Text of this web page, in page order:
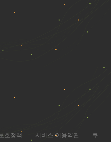
호정책 서비스 이용약관
쿠